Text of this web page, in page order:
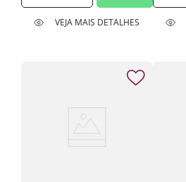
VEJA MAIS DETALHES